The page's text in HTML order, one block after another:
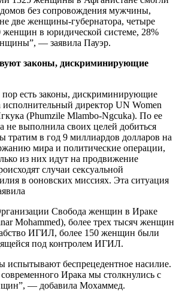
домов без сопровождения мужчины,
две женщины-губернатора, четыре
женщин в юридической системе, 28%
— заявила Пауэр.
законы, дискриминирующие
пор есть законы, дискриминирующие
исполнительный директор UN Women
(Phumzile Mlambo-Ngcuka). По ее
выполнила своих целей добиться
тратим в год 9 миллиардов долларов на
мира и политические операции,
из них идут на продвижение
случаи сексуальной
в ооновских миссиях. Эта ситуация
Свобода женщин в Ираке
Mohammed), более трех тысяч женщин
ИГИЛ, более 150 женщин были
под контролем ИГИЛ.
беспрецедентное насилие.
Ирака мы столкнулись с
— добавила Мохаммед.